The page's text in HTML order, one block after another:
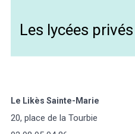
Les lycées privés
Le Likès Sainte-Marie
20, place de la Tourbie